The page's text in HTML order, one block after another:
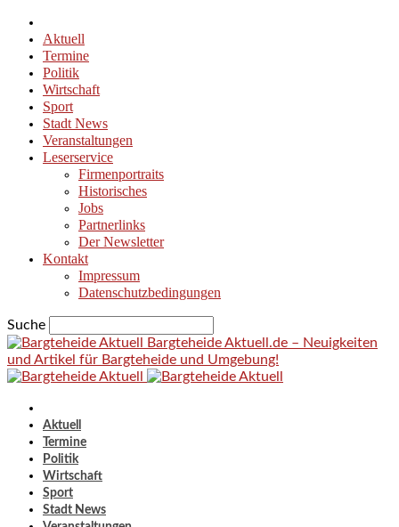
Aktuell
Termine
Politik
Wirtschaft
Sport
Stadt News
Veranstaltungen
Leserservice
Firmenportraits
Historisches
Jobs
Partnerlinks
Der Newsletter
Kontakt
Impressum
Datenschutzbedingungen
Suche
Bargteheide Aktuell.de – Neuigkeiten
und Artikel für Bargteheide und Umgebung!
Aktuell
Termine
Politik
Wirtschaft
Sport
Stadt News